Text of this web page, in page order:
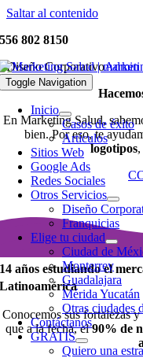
Saltar al contenido
556 802 8150
Toggle Navigation
Inicio
Casos de éxito
Artículos
Sitios Web
Google Ads
Redes Sociales
Otros Servicios
Diseño
Franquicias
Elige tu ciudad
Ciudad de
Monterrey
Guadalajara
Mérida Yucatán
Otras ciudades
Contáctanos
GRATIS
Quiero una
Diseño Corporativo
En Marketing Salud,
bien. Por eso, te
logotipos,
14 años estudiando el
Latinoamérica
Conocemos sus fortalezas
que a la fecha, el90% de